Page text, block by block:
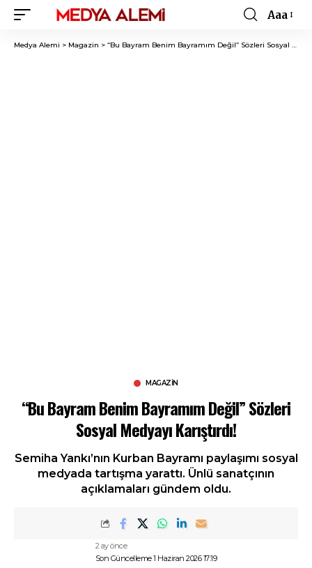
Font
Resizer
Aaa
Medya Alemi > Magazin > “Bu Bayram Benim Bayramım Değil” Sözleri Sosyal Medyayı Karıştırdı!
MAGAZIN
“Bu Bayram Benim Bayramım Değil” Sözleri
Sosyal Medyayı Karıştırdı!
Semiha Yankı’nın Kurban Bayramı paylaşımı sosyal
medyada tartışma yarattı. Ünlü sanatçının
açıklamaları gündem oldu.
Son Güncelleme 1 Haziran 2026 17:19
2 ay önce